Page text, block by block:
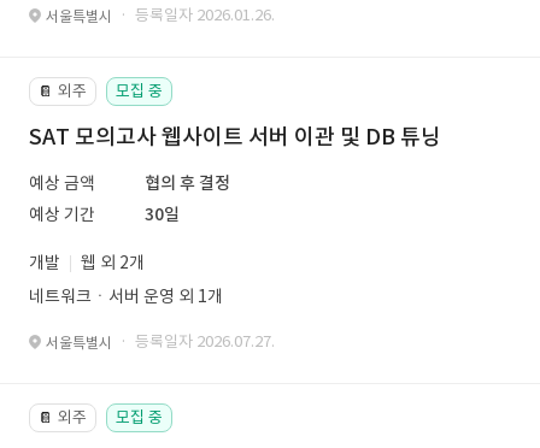
서울특별시 · 등록일자 2026.01.26.
📔 외주 모집 중
SAT 모의고사 웹사이트 서버 이관 및 DB 튜닝
예상 금액
협의 후 결정
예상 기간
30일
개발
웹 외 2개
네트워크ㆍ서버 운영 외 1개
서울특별시 · 등록일자 2026.07.27.
📔 외주 모집 중